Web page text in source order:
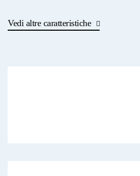
Vedi altre caratteristiche